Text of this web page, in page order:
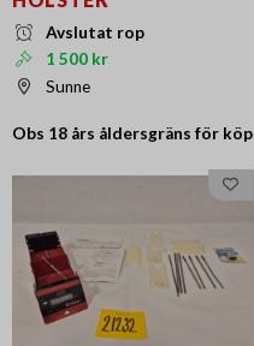
Avslutat rop
1 500 kr
Sunne
Obs 18 års åldersgräns för köp